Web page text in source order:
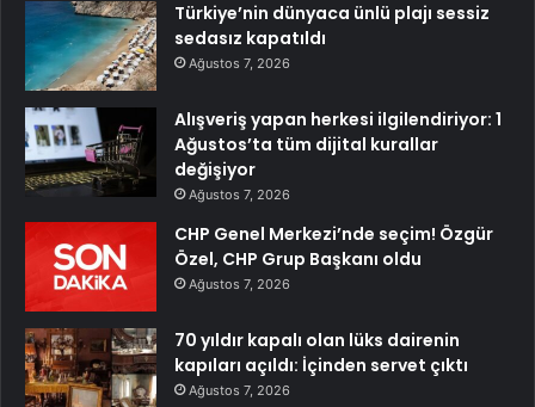
Türkiye’nin dünyaca ünlü plajı sessiz
sedasız kapatıldı
Ağustos 7, 2026
Alışveriş yapan herkesi ilgilendiriyor: 1
Ağustos’ta tüm dijital kurallar
değişiyor
Ağustos 7, 2026
CHP Genel Merkezi’nde seçim! Özgür
Özel, CHP Grup Başkanı oldu
Ağustos 7, 2026
70 yıldır kapalı olan lüks dairenin
kapıları açıldı: İçinden servet çıktı
Ağustos 7, 2026